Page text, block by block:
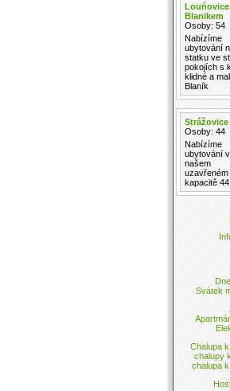
Blanikem
Osoby: 54
Nabízíme
ubytování
statku ve
pokojích s
klidné a
Blaník
Strážovice
Osoby: 44
Nabízíme
ubytování v
našem
kapacitě 44
Svátek
Chalupa
chalupy
chalupa